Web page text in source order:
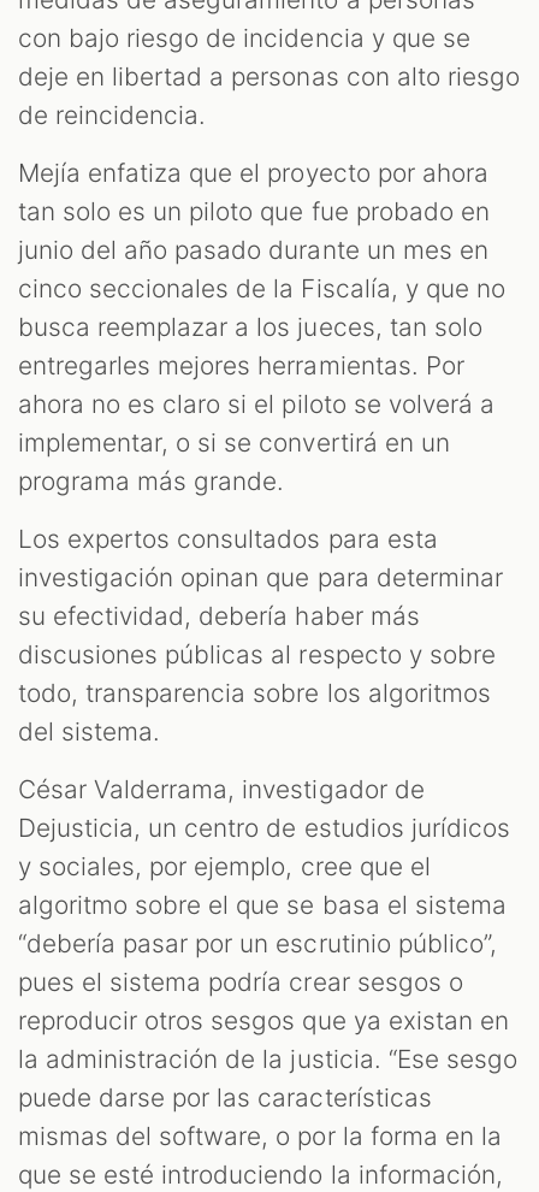
con bajo riesgo de incidencia y que se
deje en libertad a personas con alto riesgo
de reincidencia.
Mejía enfatiza que el proyecto por ahora
tan solo es un piloto que fue probado en
junio del año pasado durante un mes en
cinco seccionales de la Fiscalía, y que no
busca reemplazar a los jueces, tan solo
entregarles mejores herramientas. Por
ahora no es claro si el piloto se volverá a
implementar, o si se convertirá en un
programa más grande.
Los expertos consultados para esta
investigación opinan que para determinar
su efectividad, debería haber más
discusiones públicas al respecto y sobre
todo, transparencia sobre los algoritmos
del sistema.
César Valderrama, investigador de
Dejusticia, un centro de estudios jurídicos
y sociales, por ejemplo, cree que el
algoritmo sobre el que se basa el sistema
“debería pasar por un escrutinio público”,
pues el sistema podría crear sesgos o
reproducir otros sesgos que ya existan en
la administración de la justicia. “Ese sesgo
puede darse por las características
mismas del software, o por la forma en la
que se esté introduciendo la información,